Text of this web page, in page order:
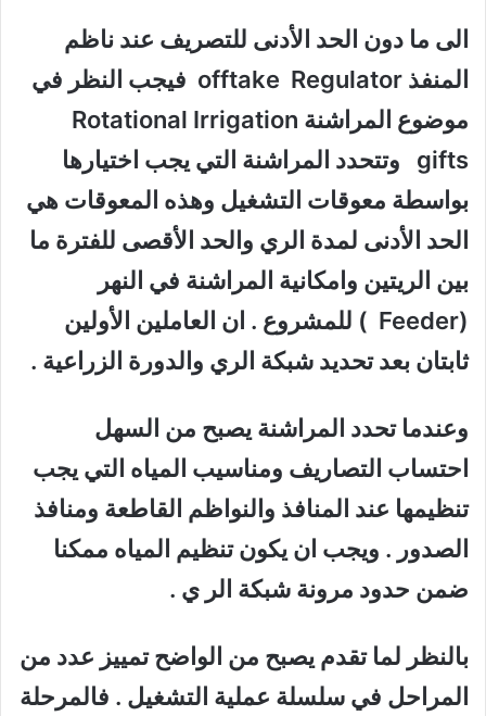
الى ما دون الحد الأدنى للتصريف عند ناظم
المنفذ offtake Regulator فيجب النظر في
موضوع المراشنة Rotational Irrigation
gifts وتتحدد المراشنة التي يجب اختيارها
بواسطة معوقات التشغيل وهذه المعوقات هي
الحد الأدنى لمدة الري والحد الأقصى للفترة ما
بين الريتين وامكانية المراشنة في النهر
(
Feeder ) للمشروع . ان العاملين الأولين
ثابتان بعد تحديد شبكة الري والدورة الزراعية .
وعندما تحدد المراشنة يصبح من السهل
احتساب التصاريف ومناسيب المياه التي يجب
تنظيمها عند المنافذ والنواظم القاطعة ومنافذ
الصدور . ويجب ان يكون تنظيم المياه ممكنا
ضمن حدود مرونة شبكة الر ي .
بالنظر لما تقدم يصبح من الواضح تمييز عدد من
المراحل في سلسلة عملية التشغيل . فالمرحلة